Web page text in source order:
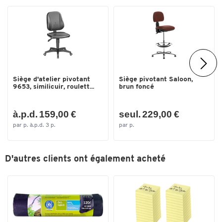
Réglable en hauteur
Réglable en hauteur par
Repose-pieds
Revêtement imitation cuir
Temps d'assise recommandé (en
Siège d'atelier pivotant
9653, similicuir, roulett...
à.p.d. 159,00 €
par p. à.p.d. 3 p.
Siège pivotant Saloon,
brun foncé
seul. 229,00 €
par p.
D'autres clients ont également acheté